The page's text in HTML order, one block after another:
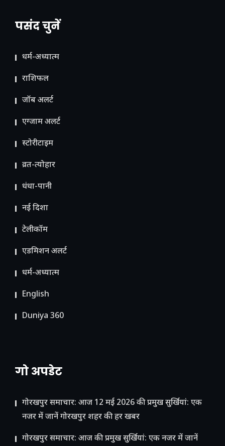
पसंद चुनें
धर्म-अध्यात्म
राशिफल
जॉब अलर्ट
एग्जाम अलर्ट
स्टोरीटाइम
व्रत-त्योहार
धंधा-पानी
नई दिशा
टेलीकॉम
ए​डमिशन अलर्ट
धर्म-अध्यात्म
English
Duniya 360
गो अपडेट
गोरखपुर समाचार: आज 12 मई 2026 की प्रमुख सुर्खियां: एक
नजर में जानें गोरखपुर शहर की हर खबर
गोरखपुर समाचार: आज की प्रमुख सुर्खियां: एक नजर में जानें